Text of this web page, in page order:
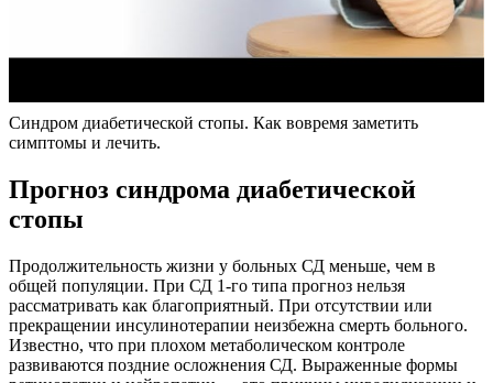
Синдром диабетической стопы. Как вовремя заметить
симптомы и лечить.
Прогноз синдрома диабетической
стопы
Продолжительность жизни у больных СД меньше, чем в
общей популяции. При СД 1-го типа прогноз нельзя
рассматривать как благоприятный. При отсутствии или
прекращении инсулинотерапии неизбежна смерть больного.
Известно, что при плохом метаболическом контроле
развиваются поздние осложнения СД. Выраженные формы